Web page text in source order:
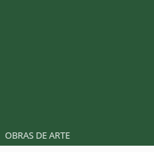
OBRAS DE ARTE